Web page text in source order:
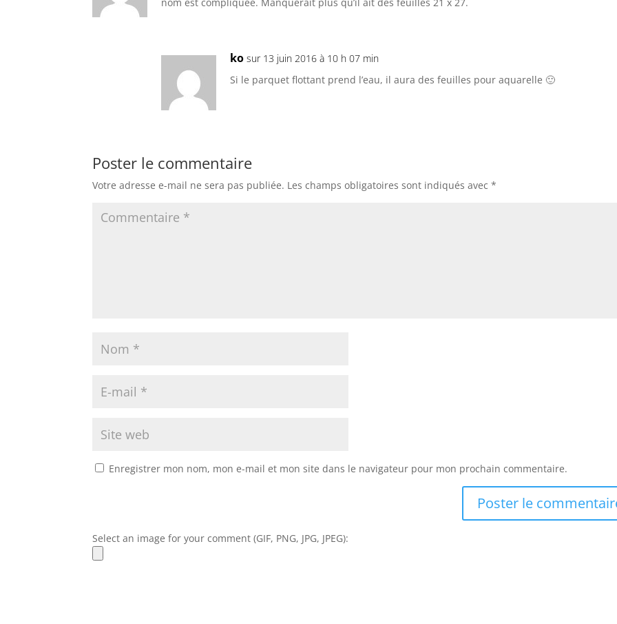
ko sur 13 juin 2016 à 10 h 07 min
Si le parquet flottant prend l’eau, il aura des feuilles pour aquarelle 🙂
Poster le commentaire
Votre adresse e-mail ne sera pas publiée. Les champs obligatoires sont indiqués avec*
Enregistrer mon nom, mon e-mail et mon site dans le navigateur pour mon prochain commentaire.
Select an image for your comment (GIF, PNG, JPG, JPEG):